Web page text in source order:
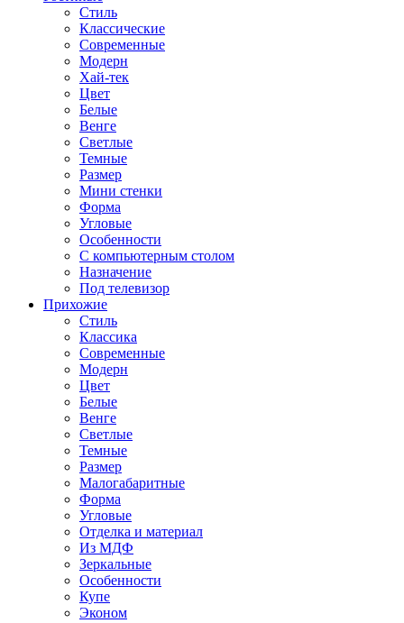
Стиль
Классические
Современные
Модерн
Хай-тек
Цвет
Белые
Венге
Светлые
Темные
Размер
Мини стенки
Форма
Угловые
Особенности
С компьютерным столом
Назначение
Под телевизор
Прихожие
Стиль
Классика
Современные
Модерн
Цвет
Белые
Венге
Светлые
Темные
Размер
Малогабаритные
Форма
Угловые
Отделка и материал
Из МДФ
Зеркальные
Особенности
Купе
Эконом